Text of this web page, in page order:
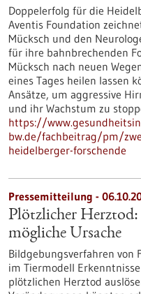
Doppelerfolg für die
Aventis Foundation
Mücksch und den
für ihre bahnbrechenden
Mücksch nach neuen
eines Tages heilen lassen
Ansätze, um aggressive
und ihr Wachstum zu
https://
bw.de/fachbeitrag/pm/
heidelberger-forschende
Pressemitteilung -
Plötzlicher
mögliche Ursache
Bildgebungsverfahren von
im Tiermodell
plötzlichen Herztod